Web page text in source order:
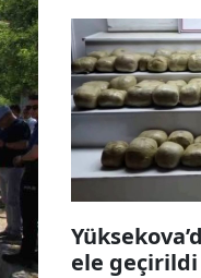
ele geçirildi